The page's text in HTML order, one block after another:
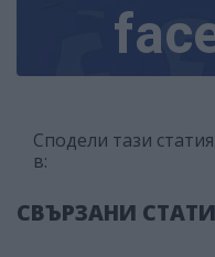
Сподели тази статия
в:
СВЪРЗАНИ